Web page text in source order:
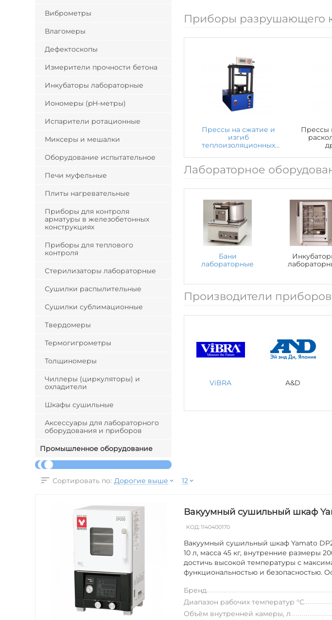
Виброметры
Влагомеры
Дефектоскопы
Измерители прочности бетона
Инкубаторы лабораторные
Иономеры (pH-метры)
Испарители ротационные
Миксеры и мешалки
Оборудование испытательное
Печи муфельные
Плиты нагревательные
Приборы для контроля
арматуры в железобетонных
конструкциях
Приборы для теплового
контроля
Стерилизаторы лабораторные
Сушилки распылительные
Сушилки сублимационные
Твердомеры
Термогигрометры
Толщиномеры
Чиллеры (циркуляторы) и
охладители
Шкафы сушильные
Аксессуары для лабораторного
оборудования и приборов
Промышленное оборудование
Приборы разрушающего
Прессы на сжатие и
изгиб
теплоизоляционных
Прессы
Лабораторное
Бани
лабораторные
Производители приборов
ViBRA A&D
Сортировать по: Дорогие выше 12
Вакуумный сушильный шкаф
КОД:1140400170
Вакуумный сушильный шкаф Yamato
10 л, масса 45 кг, внутренние размеры
достичь высокой температуры с
функциональностью и безопасностью.
Бренд
Диапазон рабочих температур °C
Объём внутренней камеры, л